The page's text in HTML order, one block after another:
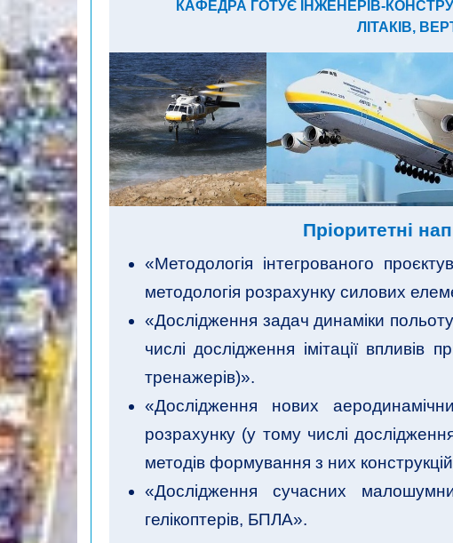
КАФЕДРА ГОТУЄ ІНЖЕНЕРІВ-
ЛІТАКІВ,
Пріоритетні
«Методологія інтегрованого
методологія розрахунку силових
«Дослідження задач динаміки
числі дослідження імітації впливів
тренажерів)».
«Дослідження нових
розрахунку (у тому числі
методів формування з них
«Дослідження сучасних
гелікоптерів, БПЛА».